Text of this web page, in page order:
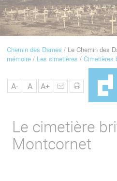
Navigation
Fil
Chemin des Dames Le Chemin des
mémoire
Les cimetières Cimetières
A- A A+
Le cimetière
Montcornet